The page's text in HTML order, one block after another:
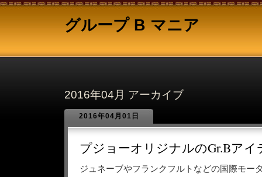
グループ B マニア
2016年04月 アーカイブ
2016年04月01日
プジョーオリジナルのGr.Bアイ
ジュネーブやフランクフルトなどの国際モー